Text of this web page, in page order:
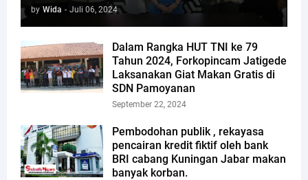
by Wida - Juli 06, 2024
Dalam Rangka HUT TNI ke 79
Tahun 2024, Forkopincam Jatigede
Laksanakan Giat Makan Gratis di
SDN Pamoyanan
September 22, 2024
Pembodohan publik , rekayasa
pencairan kredit fiktif oleh bank
BRI cabang Kuningan Jabar makan
banyak korban.